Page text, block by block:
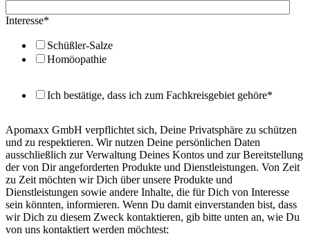
Interesse*
Schüßler-Salze
Homöopathie
Ich bestätige, dass ich zum Fachkreisgebiet gehöre*
Apomaxx GmbH verpflichtet sich, Deine Privatsphäre zu schützen
und zu respektieren. Wir nutzen Deine persönlichen Daten
ausschließlich zur Verwaltung Deines Kontos und zur Bereitstellung
der von Dir angeforderten Produkte und Dienstleistungen. Von Zeit
zu Zeit möchten wir Dich über unsere Produkte und
Dienstleistungen sowie andere Inhalte, die für Dich von Interesse
sein könnten, informieren. Wenn Du damit einverstanden bist, dass
wir Dich zu diesem Zweck kontaktieren, gib bitte unten an, wie Du
von uns kontaktiert werden möchtest: